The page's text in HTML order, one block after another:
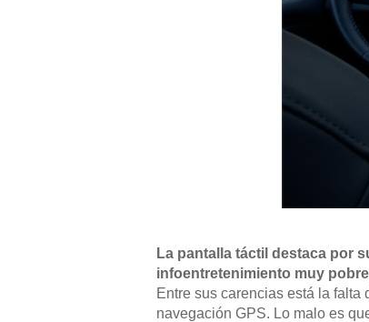
La pantalla táctil destaca por
infoentretenimiento muy pobre
Entre sus carencias está la
navegación GPS. Lo malo es